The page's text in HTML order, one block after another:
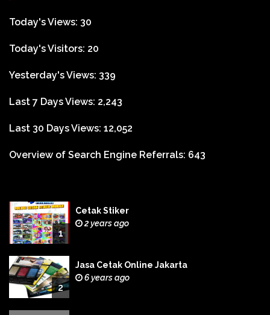
Today's Views: 30
Today's Visitors: 20
Yesterday's Views: 339
Last 7 Days Views: 2,243
Last 30 Days Views: 12,052
Overview of Search Engine Referrals: 643
1
Cetak Stiker
2 years ago
2
Jasa Cetak Online Jakarta
6 years ago